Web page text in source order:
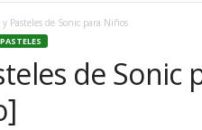
y Pasteles de Sonic para Niños
de Sonic